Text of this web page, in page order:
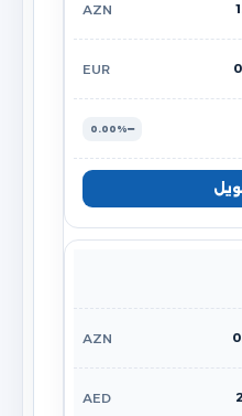
AZN
EUR
0.00%
AZN
AED